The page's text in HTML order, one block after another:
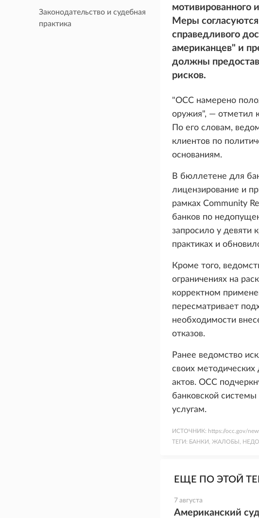
Законодательство и судебная
практика
мотивированного
Меры
справедливого
американцев" и
должны
рисков.
"OCC намерено
оружия", — отметил
По его словам,
клиентов по
основаниям.
В бюллетене для
лицензирование и
рамках Community
банков по
запросило у
практиках и
Кроме того,
ограничениях на
корректном
пересматривает
необходимости
отказов.
Ранее ведомство
своих методических
актов. OCC
банковской
услугам.
ИСТОЧНИК: https://occ.gov/
ТЕГИ: БАНКИ, ЖАЛОБЫ,
ЕЩЕ ПО ЭТОЙ
7 августа
Американский